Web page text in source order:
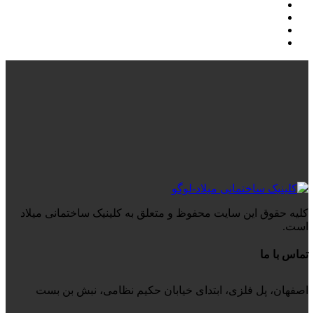
کلیه حقوق این سایت محفوظ و متعلق به کلینیک ساختمانی میلاد
است.
تماس با ما
اصفهان، پل فلزی، ابتدای خیابان حکیم نظامی، نبش بن بست